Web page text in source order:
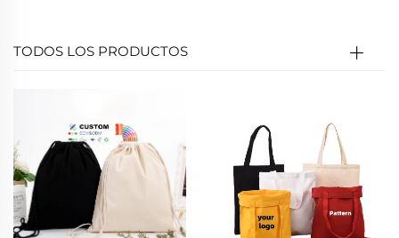
TODOS LOS PRODUCTOS